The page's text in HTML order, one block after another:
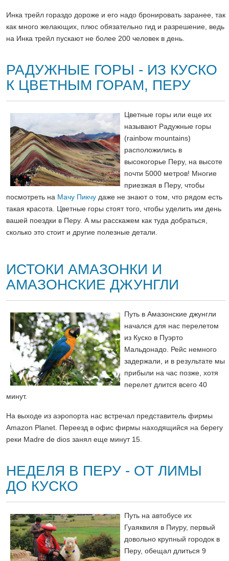
Инка трейл гораздо дороже и его надо бронировать заранее, так
как много желающих, плюс обязательно гид и разрешение, ведь
на Инка трейл пускают не более 200 человек в день.
РАДУЖНЫЕ ГОРЫ - ИЗ КУСКО
К ЦВЕТНЫМ ГОРАМ, ПЕРУ
Цветные горы или еще их
называют Радужные горы
(rainbow mountains)
расположились в
высокогорье Перу, на высоте
почти 5000 метров! Многие
приезжая в Перу, чтобы
посмотреть на Мачу Пикчу даже не знают о том, что рядом есть
такая красота. Цветные горы стоят того, чтобы уделить им день
вашей поездки в Перу. А мы расскажем как туда добраться,
сколько это стоит и другие полезные детали.
ИСТОКИ АМАЗОНКИ И
АМАЗОНСКИЕ ДЖУНГЛИ
Путь в Амазонские джунгли
начался для нас перелетом
из Куско в Пуэрто
Мальдонадо. Рейс немного
задержали, и в результате мы
прибыли на час позже, хотя
перелет длится всего 40
минут.
На выходе из аэропорта нас встречал представитель фирмы
Amazon Planet. Переезд в офис фирмы находящийся на берегу
реки Madre de dios занял еще минут 15.
НЕДЕЛЯ В ПЕРУ - ОТ ЛИМЫ
ДО КУСКО
Путь на автобусе их
Гуаяквиля в Пиуру, первый
довольно крупный городок в
Перу, обещал длиться 9